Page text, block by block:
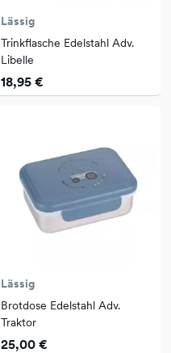
Lässig
Trinkflasche Edelstahl Adv.
Libelle
18,95 €
Lässig
Brotdose Edelstahl Adv.
Traktor
25,00 €